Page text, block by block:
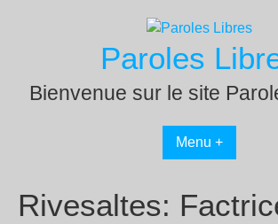
Paroles
Bienvenue sur le site
Menu +
Rivesaltes: